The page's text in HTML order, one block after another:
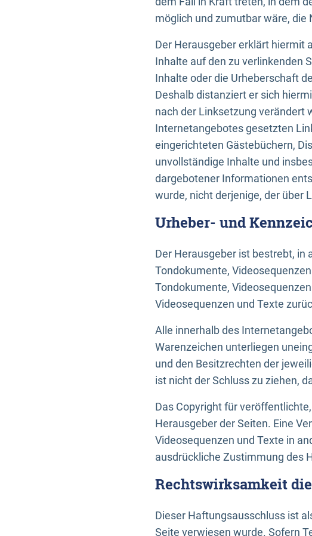
möglich und zumutbar wäre, die
Der Herausgeber erklärt hiermit
Inhalte auf den zu verlinkenden
Inhalte oder die Urheberschaft
Deshalb distanziert er sich
nach der Linksetzung verändert
Internetangebotes gesetzten
eingerichteten Gästebüchern,
unvollständige Inhalte und
dargebotener Informationen
wurde, nicht derjenige, der über
Urheber- und
Der Herausgeber ist bestrebt, in
Tondokumente,
Tondokumente,
Videosequenzen und Texte
Alle innerhalb des
Warenzeichen unterliegen
und den Besitzrechten der
ist nicht der Schluss zu ziehen,
Das Copyright für
Herausgeber der Seiten. Eine
Videosequenzen und Texte in
ausdrückliche Zustimmung des
Rechtswirksamkeit
Dieser Haftungsausschluss ist
Seite verwiesen wurde. Sofern